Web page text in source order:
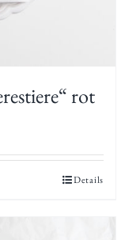
rot
Details